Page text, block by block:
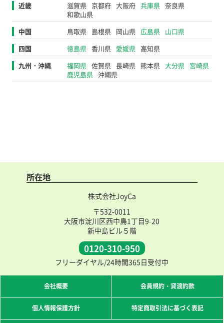
近畿
滋賀県 京都府 大阪府 兵庫県 奈良県
和歌山県
中国
鳥取県 島根県 岡山県 広島県 山口県
四国
徳島県 香川県 愛媛県 高知県
九州・沖縄
福岡県 佐賀県 長崎県 熊本県 大分県 宮崎県
鹿児島県 沖縄県
所在地
株式会社JoyCa
〒532-0011
大阪市淀川区西中島1丁目9-20
新中島ビル５階
0120-310-950
フリーダイヤル/24時間365日受付中
会社概要 会員規約・貸渡約款
個人情報保護方針 特定商取引法に基づく表記